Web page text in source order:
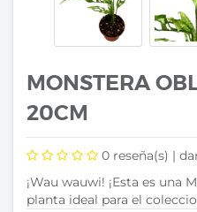
MONSTERA
20CM
0 reseña(s) |
¡Wau wauwi! ¡Esta es una
planta ideal para el